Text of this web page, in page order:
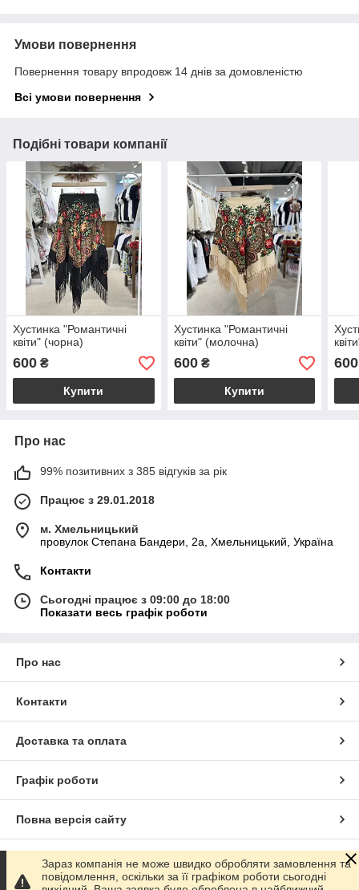
Умови повернення
Повернення товару впродовж 14 днів за домовленістю
Всі умови повернення
Подібні товари компанії
Хустинка "Романтичні
квіти" (чорна)
600 ₴
Купити
Хустинка "Романтичні
квіти" (молочна)
600₴
Купити
600
Про нас
99% позитивних з 385 відгуків за рік
Працює з 29.01.2018
м. Хмельницький
провулок Степана Бандери, 2a, Хмельницький, Україна
Контакти
Сьогодні працює з 09:00 до 18:00
Показати весь графік роботи
Про нас
Контакти
Доставка та оплата
Графік роботи
Повна версія сайту
Сайт створено на маркетплейсіProm.ua
Зараз компанія не може швидко обробляти замовлення та
повідомлення, оскільки за її графіком роботи сьогодні